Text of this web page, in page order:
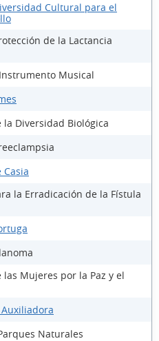
Cultural para el
de la Lactancia
Musical
Diversidad Biológica
Casia
la Erradicación de la Fístula
Mujeres por la Paz y el
Naturales